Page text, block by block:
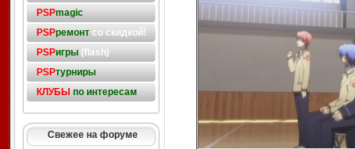
PSPmagic
PSPремонтсо скидкой!
PSPигры(flash)
PSPтурниры
КЛУБЫ по интересам
Свежее на форуме